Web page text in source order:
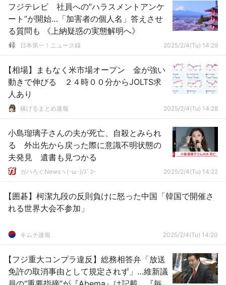
フジテレビ 社員への”ハラスメントアンケ
ート”が開始…「加害者の個人名」答えさせ
る質問も 《上納疑惑の実態解明へ》
日本第一！ニュース録 2025/2/4(Tu) 14:29
【相場】まもなく米市場オープン 金が強い
動きで伸びる ２４時００分からJOLTS求
人あり
稼げるまとめ速報 2025/2/4(Tu) 14:28
小島瑠璃子さんの夫が死亡、自殺とみられ
る 外出先から戻った際に意識不明状態の
夫発見 遺書も見つかる
ガハろぐNewsヽ(･ω･)/ｽﾞｺｰ 2025/2/4(Tu) 14:22
【囲碁】柯潔九段の反則負けに怒った中国「韓国で開催さ
れる世界大会不参加」
キムチ速報 2025/2/4(Tu) 14:20
【フジ重大コンプラ違反】総務相答弁「放送
免許の取消事由として規定されず」…維新議